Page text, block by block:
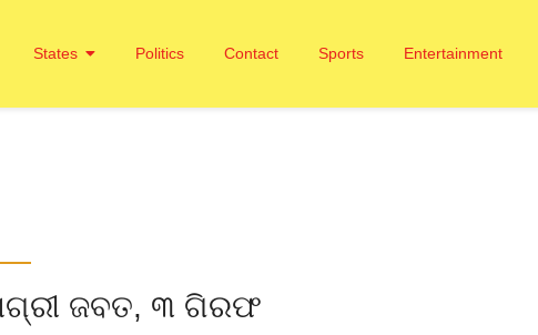
States Politics Contact Sports Entertainment
ଜବତ, ୩ ଗିରଫ